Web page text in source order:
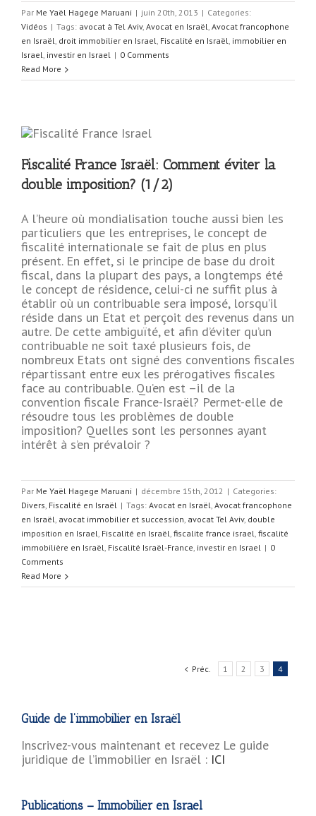
Par Me Yaël Hagege Maruani | juin 20th, 2013 | Categories:
Vidéos | Tags: avocat à Tel Aviv, Avocat en Israël, Avocat francophone
en Israël, droit immobilier en Israel, Fiscalité en Israël, immobilier en
Israel, investir en Israel | 0 Comments
Read More
Fiscalité France Israël: Comment éviter la
double imposition? (1/2)
A l’heure où mondialisation touche aussi bien les
particuliers que les entreprises, le concept de
fiscalité internationale se fait de plus en plus
présent. En effet, si le principe de base du droit
fiscal, dans la plupart des pays, a longtemps été
le concept de résidence, celui-ci ne suffit plus à
établir où un contribuable sera imposé, lorsqu’il
réside dans un Etat et perçoit des revenus dans un
autre. De cette ambiguïté, et afin d’éviter qu’un
contribuable ne soit taxé plusieurs fois, de
nombreux Etats ont signé des conventions fiscales
répartissant entre eux les prérogatives fiscales
face au contribuable. Qu’en est –il de la
convention fiscale France-Israël? Permet-elle de
résoudre tous les problèmes de double
imposition? Quelles sont les personnes ayant
intérêt à s’en prévaloir ?
Par Me Yaël Hagege Maruani | décembre 15th, 2012 | Categories:
Divers, Fiscalité en Israël | Tags: Avocat en Israël, Avocat francophone
en Israël, avocat immobilier et succession, avocat Tel Aviv, double
imposition en Israel, Fiscalité en Israël, fiscalite france israel, fiscalité
immobilière en Israël, Fiscalité Israël-France, investir en Israel | 0
Comments
Read More
Préc. 1 2 3 4
Guide de l’immobilier en Israël
Inscrivez-vous maintenant et recevez Le guide
juridique de l’immobilier en Israël : ICI
Publications – Immobilier en Israel